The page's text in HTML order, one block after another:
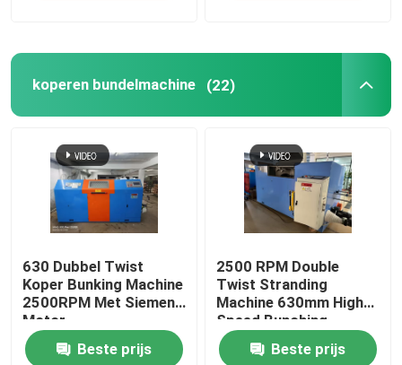
koperen bundelmachine (22)
630 Dubbel Twist
Koper Bunking Machine
2500RPM Met Siemens
Motor
Beste prijs
2500 RPM Double
Twist Stranding
Machine 630mm High
Speed Bunching
Machine
Beste prijs